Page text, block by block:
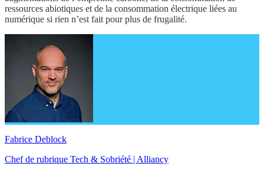
ressources abiotiques et de la consommation électrique liées au
numérique si rien n’est fait pour plus de frugalité.
Fabrice Deblock
Chef de rubrique Tech & Sobriété | Alliancy